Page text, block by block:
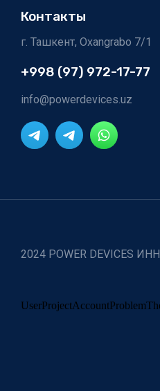
Контакты
г. Ташкент, Oxangrabo 7/1
+998 (97) 972-17-77
info@powerdevices.uz
2024 POWER DEVICES